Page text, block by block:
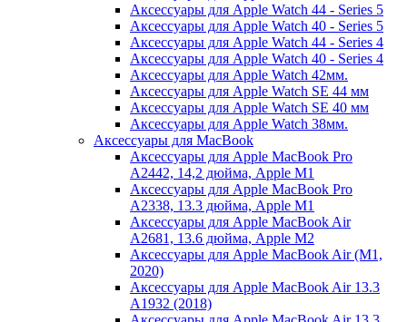
Аксессуары для Apple Watch 44 - Series 5
Аксессуары для Apple Watch 40 - Series 5
Аксессуары для Apple Watch 44 - Series 4
Аксессуары для Apple Watch 40 - Series 4
Аксессуары для Apple Watch 42мм.
Аксессуары для Apple Watch SE 44 мм
Аксессуары для Apple Watch SE 40 мм
Аксессуары для Apple Watch 38мм.
Аксессуары для MacBook
Аксессуары для Apple MacBook Pro
A2442, 14,2 дюйма, Apple M1
Аксессуары для Apple MacBook Pro
A2338, 13.3 дюйма, Apple M1
Аксессуары для Apple MacBook Air
A2681, 13.6 дюйма, Apple M2
Аксессуары для Apple MacBook Air (M1,
2020)
Аксессуары для Apple MacBook Air 13.3
A1932 (2018)